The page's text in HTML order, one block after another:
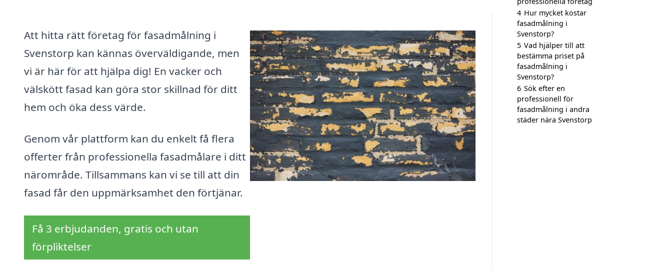
Att hitta rätt företag för fasadmålning i
Svenstorp kan kännas överväldigande, men
vi är här för att hjälpa dig! En vacker och
välskött fasad kan göra stor skillnad för ditt
hem och öka dess värde.
Genom vår plattform kan du enkelt få flera
offerter från professionella fasadmålare i ditt
närområde. Tillsammans kan vi se till att din
fasad får den uppmärksamhet den förtjänar.
Få 3 erbjudanden, gratis och utan
förpliktelser
4 Hur mycket kostar
fasadmålning i
Svenstorp?
5 Vad hjälper till att
bestämma priset på
fasadmålning i
Svenstorp?
6 Sök efter en
professionell för
fasadmålning i andra
städer nära Svenstorp